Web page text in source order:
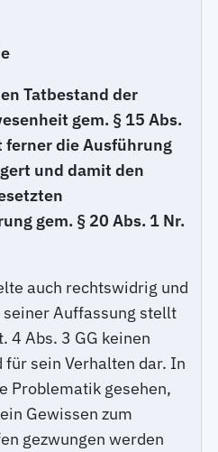
Tatbestand der
gem. § 15 Abs.
ferner die Ausführung
und damit den
gem. § 20 Abs. 1 Nr.
auch rechtswidrig und
Auffassung stellt
4 Abs. 3 GG keinen
sein Verhalten dar. In
Problematik gesehen,
Gewissen zum
gezwungen werden